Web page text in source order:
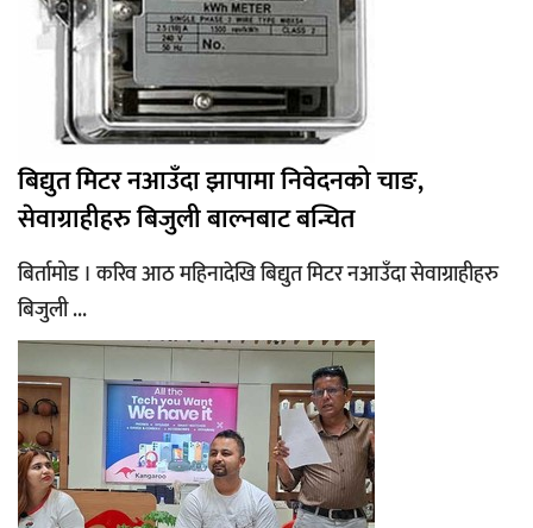
बिद्युत मिटर नआउँदा झापामा निवेदनको चाङ,
सेवाग्राहीहरु बिजुली बाल्नबाट बन्चित
बिर्तामोड । करिव आठ महिनादेखि बिद्युत मिटर नआउँदा सेवाग्राहीहरु
बिजुली ...